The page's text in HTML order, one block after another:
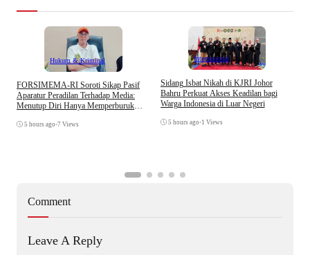
Hukum & Kriminal
​FORSIMEMA-RI Soroti Sikap Pasif
Aparatur Peradilan Terhadap Media:
Menutup Diri Hanya Memperburuk
5 hours ago •7 Views
Internasional
Sidang Isbat Nikah di KJRI Johor
Bahru Perkuat Akses Keadilan bagi
Warga Indonesia di Luar Negeri
5 hours ago •1 Views
Comment
Leave A Reply